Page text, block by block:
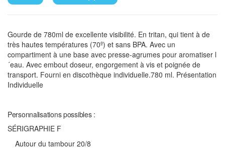
Gourde de 780ml de excellente visibilité. En tritan, qui tient à de
très hautes températures (70º) et sans BPA. Avec un
compartiment à une base avec presse-agrumes pour aromatiser l
´eau. Avec embout doseur, engorgement à vis et poignée de
transport. Fourni en discothèque individuelle.780 ml. Présentation
Individuelle
Personnalisations possibles :
SÉRIGRAPHIE F
Autour du tambour 20/8